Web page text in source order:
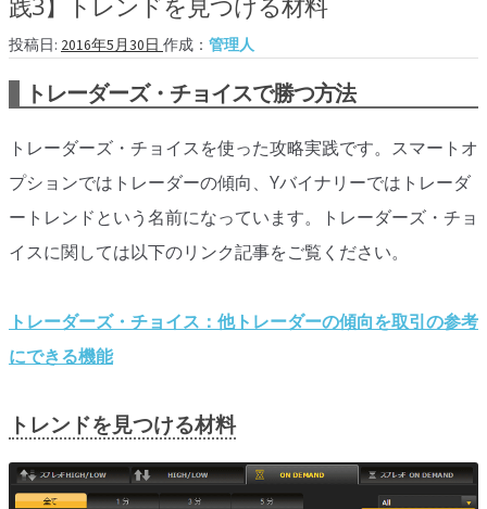
へ
ス
キ
ッ
キ
ッ
プ
オプションビット
初心者講座
基本ルール・取引のしかた
トレンドを見極める
トレンド順張りで勝つ方法
逆張りと相場変動のしくみ
攻略法まとめ
投稿日: 2016年5月30日 作成： 管理人
トレーダーズ・チョイスで勝つ方法
トレーダーズ・チョイスを使った攻略実践です。スマートオ
プションではトレーダーの傾向、Yバイナリーではトレーダ
ートレンドという名前になっています。トレーダーズ・チョ
イスに関しては以下のリンク記事をご覧ください。
トレーダーズ・チョイス：他トレーダーの傾向を取引の参考
にできる機能
トレンドを見つける材料